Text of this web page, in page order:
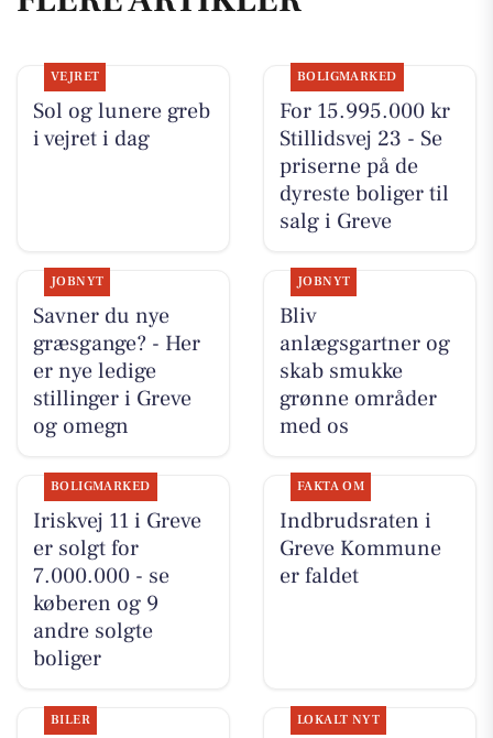
VEJRET
Sol og lunere greb
i vejret i dag
BOLIGMARKED
For 15.995.000 kr
Stillidsvej 23 - Se
priserne på de
dyreste boliger til
salg i Greve
JOBNYT
Savner du nye
græsgange? - Her
er nye ledige
stillinger i Greve
og omegn
JOBNYT
Bliv
anlægsgartner og
skab smukke
grønne områder
med os
BOLIGMARKED
Iriskvej 11 i Greve
er solgt for
7.000.000 - se
køberen og 9
andre solgte
boliger
FAKTA OM
Indbrudsraten i
Greve Kommune
er faldet
BILER LOKALT NYT